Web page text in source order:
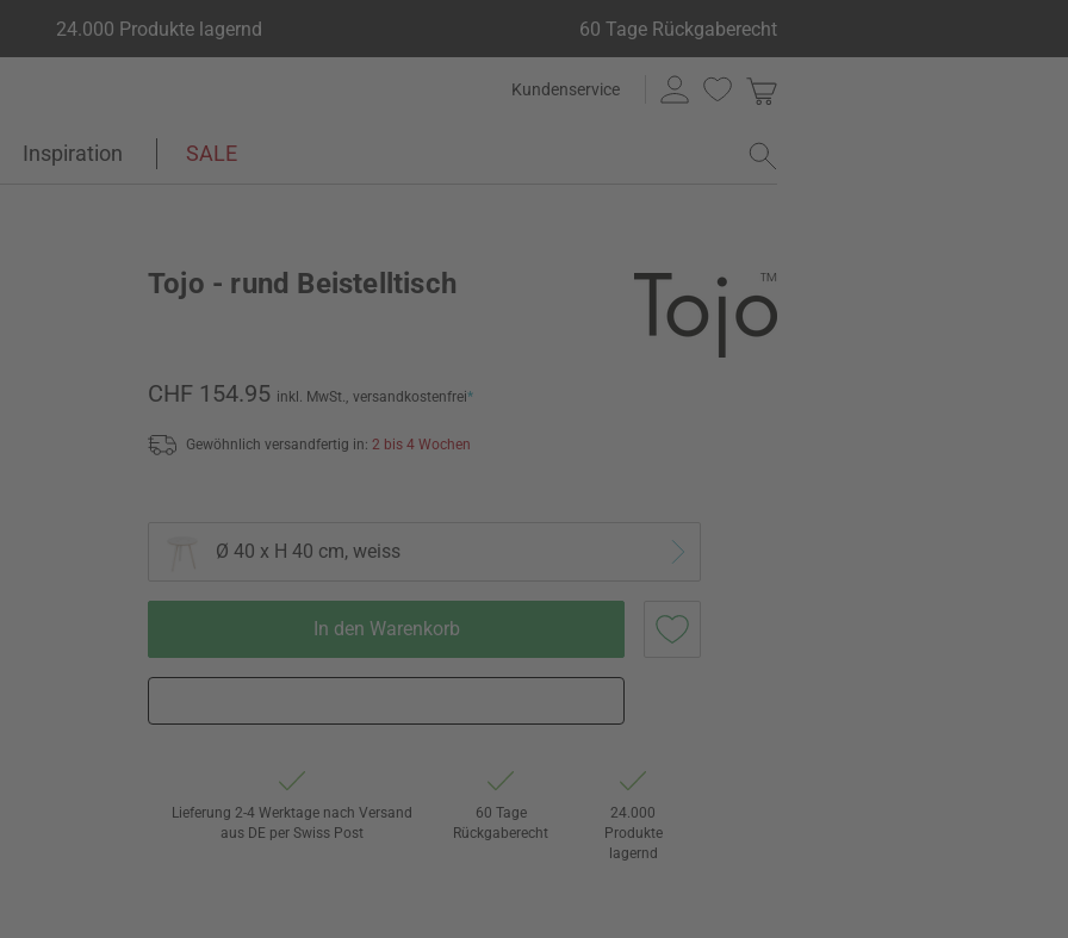
24.000 Produkte lagernd 60 Tage Rückgaberecht
Kundenservice
Inspiration SALE
Tojo - rund Beistelltisch
CHF 154.95 inkl. MwSt., versandkostenfrei*
Gewöhnlich versandfertig in: 2 bis 4 Wochen
Ø 40 x H 40 cm, weiss
In den Warenkorb
Lieferung 2-4 Werktage nach Versand
aus DE per Swiss Post
60 Tage
Rückgaberecht
24.000
Produkte
lagernd